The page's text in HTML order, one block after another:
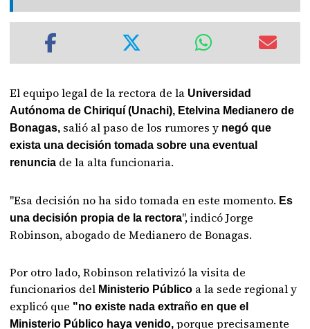
El equipo legal de la rectora de la Universidad
Autónoma de Chiriquí (Unachi), Etelvina Medianero de
Bonagas, salió al paso de los rumores y negó que
exista una decisión tomada sobre una eventual
renuncia de la alta funcionaria.
"Esa decisión no ha sido tomada en este momento. Es
una decisión propia de la rectora", indicó Jorge
Robinson, abogado de Medianero de Bonagas.
Por otro lado, Robinson relativizó la visita de
funcionarios del Ministerio Público a la sede regional y
explicó que "no existe nada extraño en que el
Ministerio Público haya venido, porque precisamente